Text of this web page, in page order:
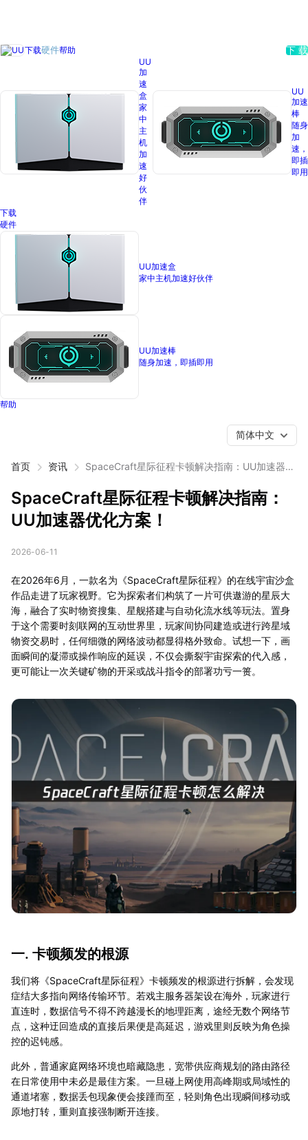
下载硬件帮助 下 载
UU
加
速
盒
家
中
主
机
加
速
好
伙
伴
UU
加速
棒
随身
加
速，
即插
即用
下载
硬件
UU加速盒
家中主机加速好伙伴
UU加速棒
随身加速，即插即用
帮助
首页 资讯
SpaceCraft星际征程卡顿解决指南：UU加速器优
简体中文
SpaceCraft星际征程卡顿解决指南：
UU加速器优化方案！
2026-06-11
在2026年6月，一款名为《SpaceCraft星际征程》的在线宇宙沙盒
作品走进了玩家视野。它为探索者们构筑了一片可供遨游的星辰大
海，融合了实时物资搜集、星舰搭建与自动化流水线等玩法。置身
于这个需要时刻联网的互动世界里，玩家间协同建造或进行跨星域
物资交易时，任何细微的网络波动都显得格外致命。试想一下，画
面瞬间的凝滞或操作响应的延误，不仅会撕裂宇宙探索的代入感，
更可能让一次关键矿物的开采或战斗指令的部署功亏一篑。
一. 卡顿频发的根源
我们将《SpaceCraft星际征程》卡顿频发的根源进行拆解，会发现
症结大多指向网络传输环节。若戏主服务器架设在海外，玩家进行
直连时，数据信号不得不跨越漫长的地理距离，途经无数个网络节
点，这种迂回造成的直接后果便是高延迟，游戏里则反映为角色操
控的迟钝感。
此外，普通家庭网络环境也暗藏隐患，宽带供应商规划的路由路径
在日常使用中未必是最佳方案。一旦碰上网使用高峰期或局域性的
通道堵塞，数据丢包现象便会接踵而至，轻则角色出现瞬间移动或
原地打转，重则直接强制断开连接。